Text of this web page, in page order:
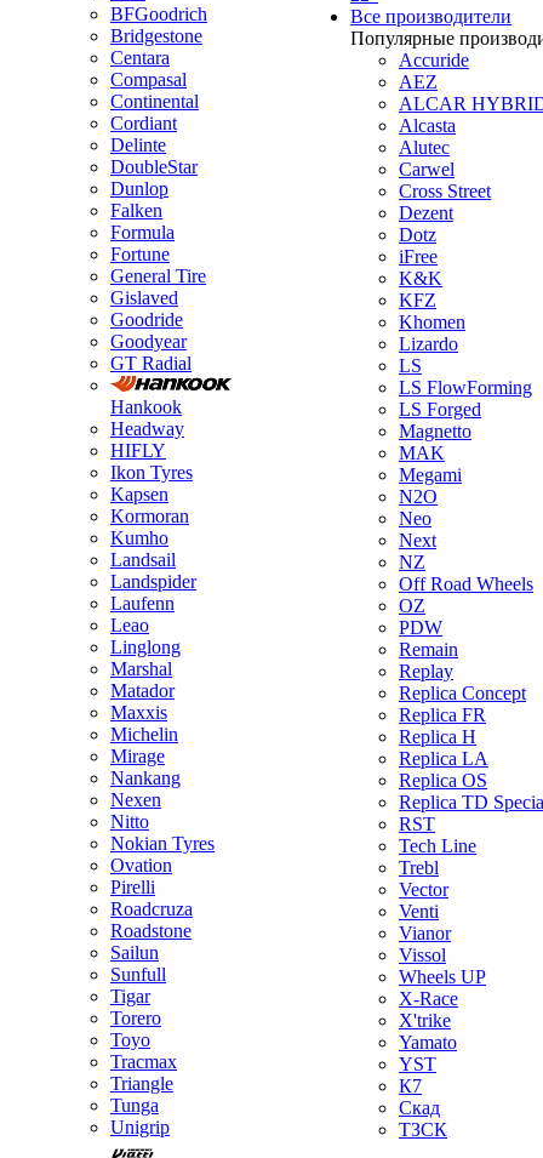
BFGoodrich
Bridgestone
Centara
Compasal
Continental
Cordiant
Delinte
DoubleStar
Dunlop
Falken
Formula
Fortune
General Tire
Gislaved
Goodride
Goodyear
GT Radial
Hankook
Headway
HIFLY
Ikon Tyres
Kapsen
Kormoran
Kumho
Landsail
Landspider
Laufenn
Leao
Linglong
Marshal
Matador
Maxxis
Michelin
Mirage
Nankang
Nexen
Nitto
Nokian Tyres
Ovation
Pirelli
Roadcruza
Roadstone
Sailun
Sunfull
Tigar
Torero
Toyo
Tracmax
Triangle
Tunga
Unigrip
Все производители
Популярные
Accuride
AEZ
ALCAR
Alcasta
Alutec
Carwel
Cross Street
Dezent
Dotz
iFree
K&K
KFZ
Khomen
Lizardo
LS
LS FlowForming
LS Forged
Magnetto
MAK
Megami
N2O
Neo
Next
NZ
Off Road Wheels
OZ
PDW
Remain
Replay
Replica Concept
Replica FR
Replica H
Replica LA
Replica OS
Replica TD
RST
Tech Line
Trebl
Vector
Venti
Vianor
Vissol
Wheels UP
X-Race
X'trike
Yamato
YST
К7
Скад
ТЗСК